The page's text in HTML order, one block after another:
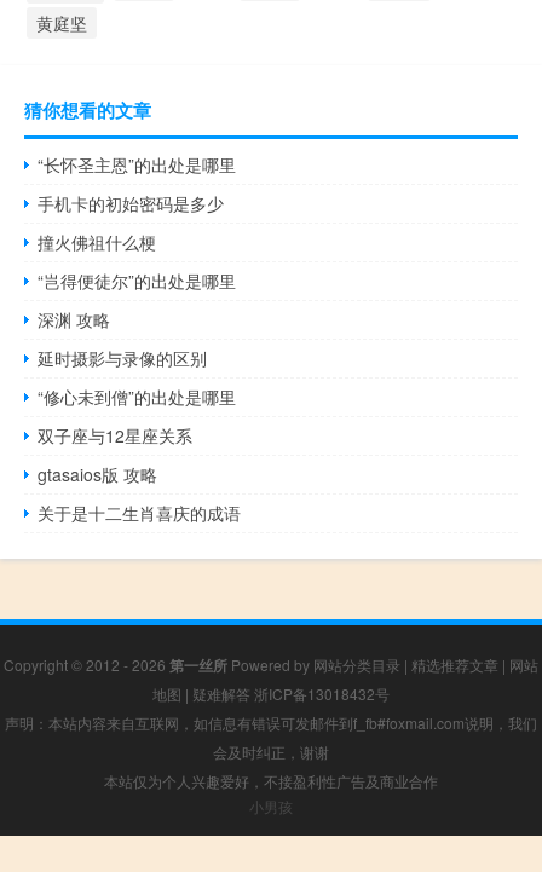
黄庭坚
猜你想看的文章
“长怀圣主恩”的出处是哪里
手机卡的初始密码是多少
撞火佛祖什么梗
“岂得便徒尔”的出处是哪里
深渊 攻略
延时摄影与录像的区别
“修心未到僧”的出处是哪里
双子座与12星座关系
gtasaios版 攻略
关于是十二生肖喜庆的成语
Copyright © 2012 - 2026 第一丝所 Powered by 网站分类目录 | 精选推荐文章 | 网站
地图 | 疑难解答 浙ICP备13018432号
声明：本站内容来自互联网，如信息有错误可发邮件到f_fb#foxmail.com说明，我们
会及时纠正，谢谢
本站仅为个人兴趣爱好，不接盈利性广告及商业合作
小男孩